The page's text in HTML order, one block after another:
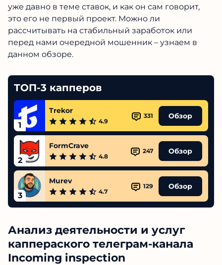
уже давно в теме ставок, и как он сам говорит,
это его не первый проект. Можно ли
рассчитывать на стабильный заработок или
перед нами очередной мошенник – узнаем в
данном обзоре.
ТОП-3 капперов
1
Trekor
4.9
331 Обзор
2
FormCrave
4.8
247 Обзор
3
Murev
4.7
129 Обзор
Анализ деятельности и услуг
каппераского телеграм-канала
Incoming inspection